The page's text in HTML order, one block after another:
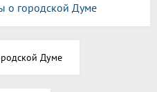
о городской Думе
Думе